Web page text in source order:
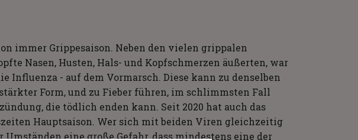
immer Grippesaison. Neben den vielen grippalen
Nasen, Husten, Hals- und Kopfschmerzen äußerten, war
Influenza - auf dem Vormarsch. Diese kann zu denselben
Form, und zu Fieber führen, im schlimmsten Fall
die tödlich enden kann. Seit 2020 hat auch das
Hauptsaison. Wer sich mit beiden Viren gleichzeitig
eine große Gefahr, dass mindestens eine der